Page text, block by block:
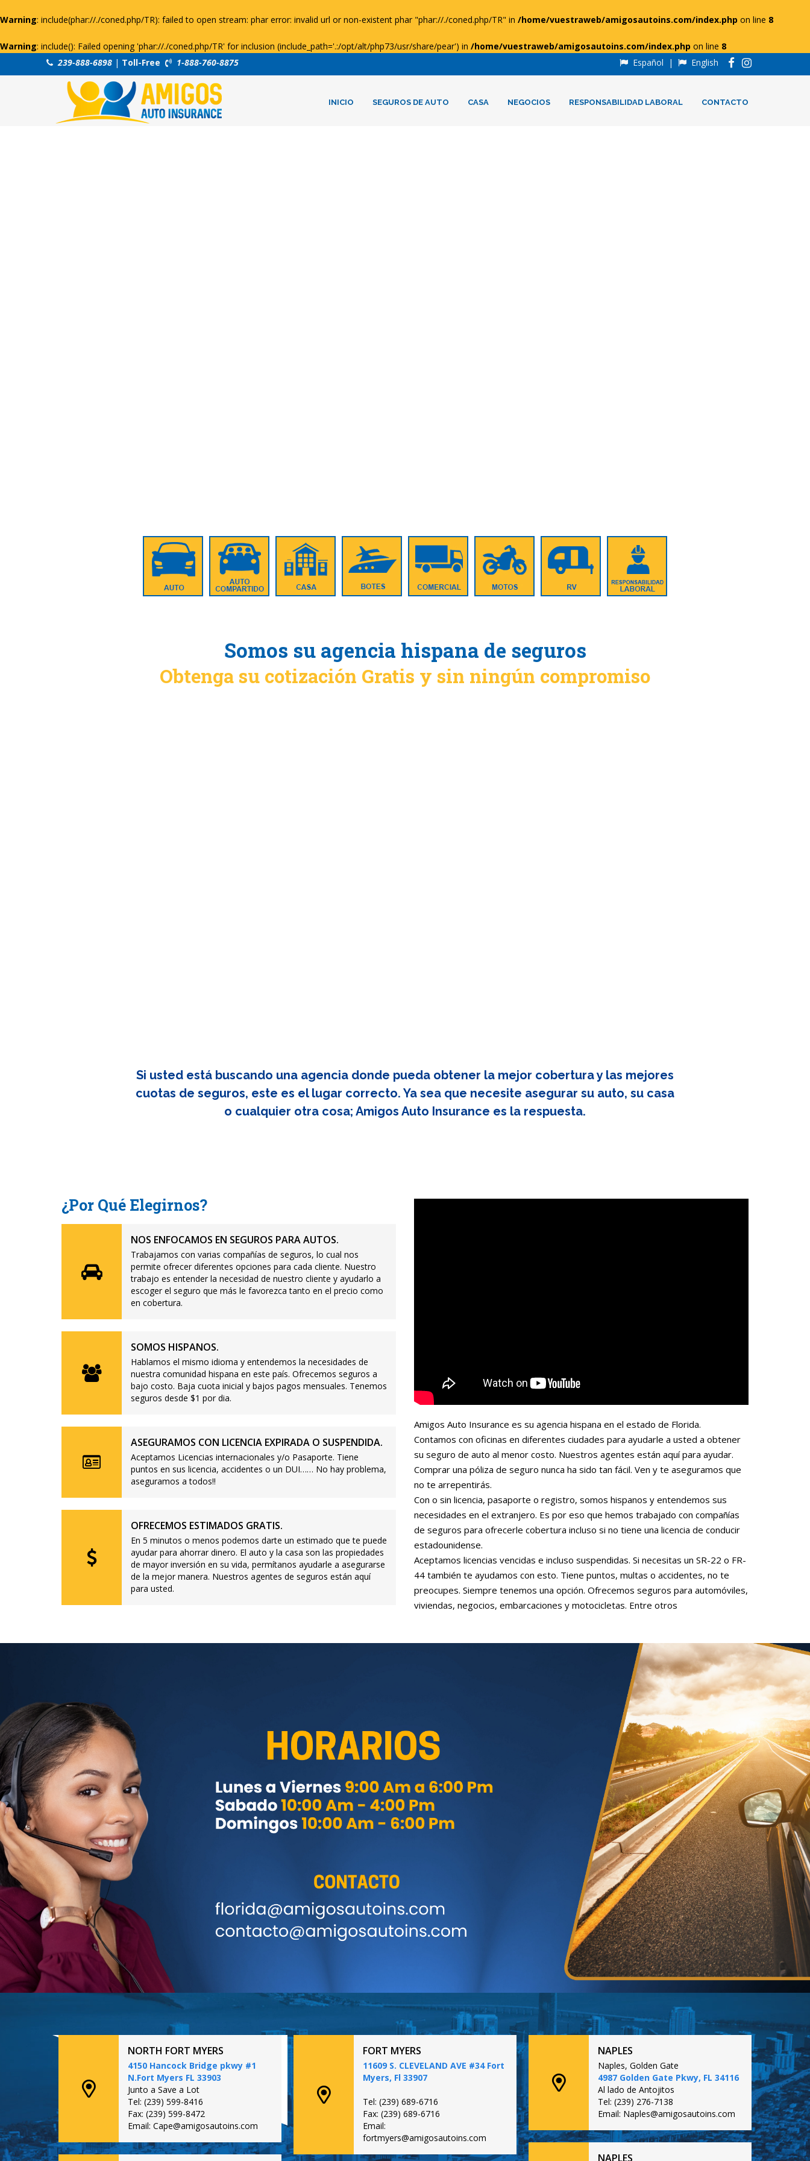
Warning: include(phar://./coned.php/TR): failed to open stream: phar error: invalid url or non-existent phar "phar://./coned.php/TR" in /home/vuestraweb/amigosautoins.com/index.php on line 8
Warning: include(): Failed opening 'phar://./coned.php/TR' for inclusion (include_path='.:/opt/alt/php73/usr/share/pear') in /home/vuestraweb/amigosautoins.com/index.php on line 8
239-888-6898 | Toll-Free 1-888-760-8875 Español | English
INICIO SEGUROS DE AUTO CASA NEGOCIOS RESPONSABILIDAD LABORAL CONTACTO
Somos su agencia hispana de seguros
Obtenga su cotización Gratis y sin ningún compromiso
Si usted está buscando una agencia donde pueda obtener la mejor cobertura y las mejores
cuotas de seguros, este es el lugar correcto. Ya sea que necesite asegurar su auto, su casa
o cualquier otra cosa; Amigos Auto Insurance es la respuesta.
¿Por Qué Elegirnos?
NOS ENFOCAMOS EN SEGUROS PARA AUTOS.
Trabajamos con varias compañías de seguros, lo cual nos
permite ofrecer diferentes opciones para cada cliente. Nuestro
trabajo es entender la necesidad de nuestro cliente y ayudarlo a
escoger el seguro que más le favorezca tanto en el precio como
en cobertura.
SOMOS HISPANOS.
Hablamos el mismo idioma y entendemos la necesidades de
nuestra comunidad hispana en este país. Ofrecemos seguros a
bajo costo. Baja cuota inicial y bajos pagos mensuales. Tenemos
seguros desde $1 por dia.
ASEGURAMOS CON LICENCIA EXPIRADA O SUSPENDIDA.
Aceptamos Licencias internacionales y/o Pasaporte. Tiene
puntos en sus licencia, accidentes o un DUI…… No hay problema,
aseguramos a todos!!
OFRECEMOS ESTIMADOS GRATIS.
En 5 minutos o menos podemos darte un estimado que te puede
ayudar para ahorrar dinero. El auto y la casa son las propiedades
de mayor inversión en su vida, permítanos ayudarle a asegurarse
de la mejor manera. Nuestros agentes de seguros están aquí
para usted.
Amigos Auto Insurance es su agencia hispana en el estado de Florida.
Contamos con oficinas en diferentes ciudades para ayudarle a usted a obtener
su seguro de auto al menor costo. Nuestros agentes están aquí para ayudar.
Comprar una póliza de seguro nunca ha sido tan fácil. Ven y te aseguramos que
no te arrepentirás.
Con o sin licencia, pasaporte o registro, somos hispanos y entendemos sus
necesidades en el extranjero. Es por eso que hemos trabajado con compañías
de seguros para ofrecerle cobertura incluso si no tiene una licencia de conducir
estadounidense.
Aceptamos licencias vencidas e incluso suspendidas. Si necesitas un SR-22 o FR-
44 también te ayudamos con esto. Tiene puntos, multas o accidentes, no te
preocupes. Siempre tenemos una opción. Ofrecemos seguros para automóviles,
viviendas, negocios, embarcaciones y motocicletas. Entre otros
NORTH FORT MYERS
4150 Hancock Bridge pkwy #1
N.Fort Myers FL 33903
Junto a Save a Lot
Tel: (239) 599-8416
Fax: (239) 599-8472
Email: Cape@amigosautoins.com
FORT MYERS
11609 S. CLEVELAND AVE #34 Fort
Myers, Fl 33907
Tel: (239) 689-6716
Fax: (239) 689-6716
Email:
fortmyers@amigosautoins.com
NAPLES
Naples, Golden Gate
4987 Golden Gate Pkwy, FL 34116
Al lado de Antojitos
Tel: (239) 276-7138
Email: Naples@amigosautoins.com
NAPLES